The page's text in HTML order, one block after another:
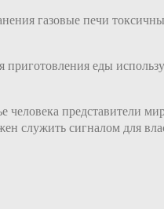
газовые печи
еды
человека представители
служить сигналом для